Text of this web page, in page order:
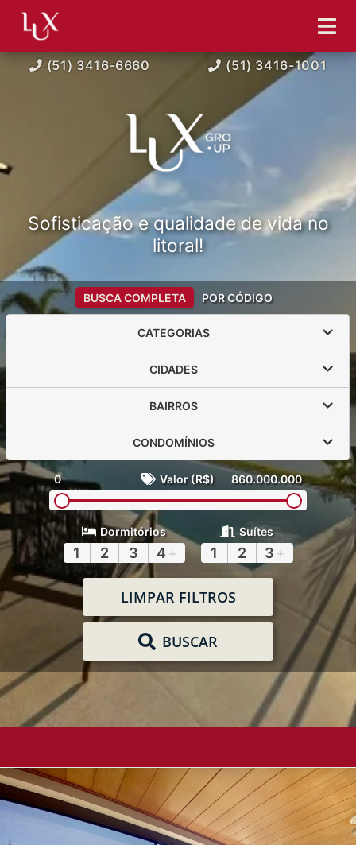
(51) 3416-6660 (51) 3416-1001
Sofisticação e qualidade de vida no
litoral!
BUSCA COMPLETA POR CÓDIGO
CATEGORIAS
CIDADES
BAIRROS
CONDOMÍNIOS
0 Valor (R$) 860.000.000
Dormitórios
1 2 3 4 +
Suítes
1 2 3 +
LIMPAR FILTROS
BUSCAR